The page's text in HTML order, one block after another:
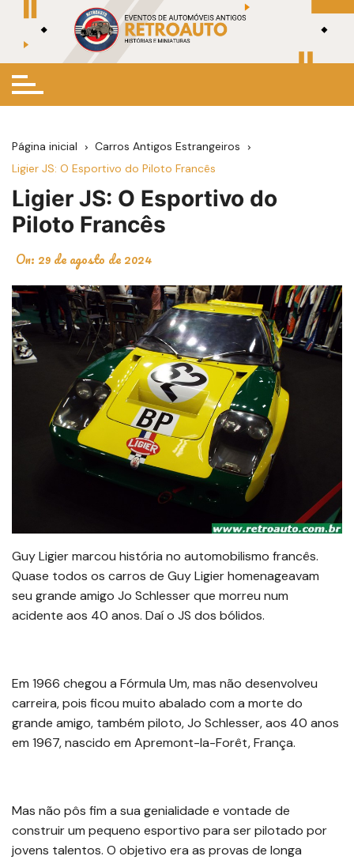
conteúdo
Página inicial
Carros Antigos Estrangeiros
Ligier JS: O Esportivo do Piloto Francês
Ligier JS: O Esportivo do
Piloto Francês
On: 29 de agosto de 2024
Guy Ligier marcou história no automobilismo francês.
Quase todos os carros de Guy Ligier homenageavam
seu grande amigo Jo Schlesser que morreu num
acidente aos 40 anos. Daí o JS dos bólidos.
Em 1966 chegou a Fórmula Um, mas não desenvolveu
carreira, pois ficou muito abalado com a morte do
grande amigo, também piloto, Jo Schlesser, aos 40 anos
em 1967, nascido em Apremont-la-Forêt, França.
Mas não pôs fim a sua genialidade e vontade de
construir um pequeno esportivo para ser pilotado por
jovens talentos. O objetivo era as provas de longa